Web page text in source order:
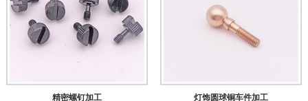
精密螺钉加工 灯饰圆球铜车件加工